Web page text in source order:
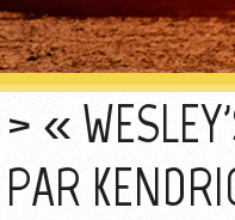
«
PAR